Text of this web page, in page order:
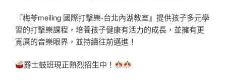
『梅苓meiling 國際打擊樂-台北內湖教室』提供孩子多元學
習的打擊樂課程，培養孩子健康有活力的成長，並擁有更
寬廣的音樂眼界，並持續往前邁進！
爵士鼓班現正熱烈招生中！